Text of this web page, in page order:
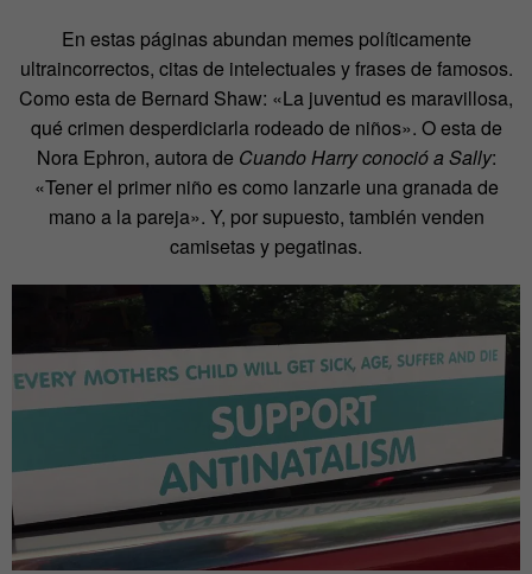
En estas páginas abundan memes políticamente
ultraincorrectos, citas de intelectuales y frases de famosos.
Como esta de Bernard Shaw: «La juventud es maravillosa,
qué crimen desperdiciarla rodeado de niños». O esta de
Nora Ephron, autora de Cuando Harry conoció a Sally:
«Tener el primer niño es como lanzarle una granada de
mano a la pareja». Y, por supuesto, también venden
camisetas y pegatinas.